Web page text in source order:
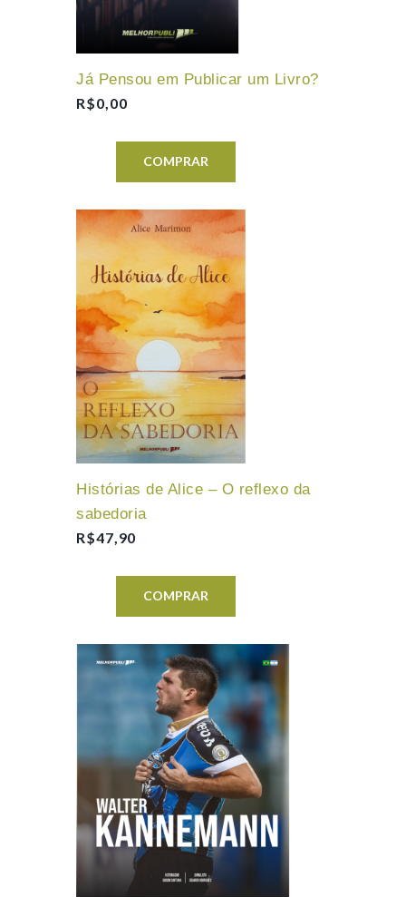
Já Pensou em Publicar um Livro?
R$0,00
COMPRAR
Histórias de Alice – O reflexo da
sabedoria
R$47,90
COMPRAR